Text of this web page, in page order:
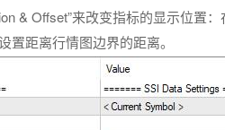
& Offset”来改变指标的显示位置
距离行情图边界的距离。